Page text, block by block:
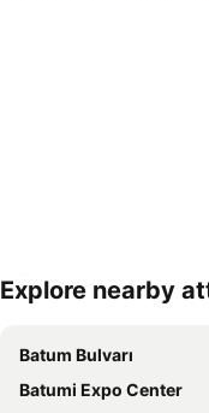
Haritayı genişlet
Explore nearby
Batum Bulvarı
Batumi Expo Center